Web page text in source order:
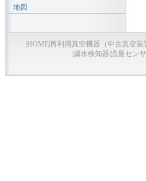
地図
HOME再利用真空機器（中古真空装
漏水検知器 流量セン